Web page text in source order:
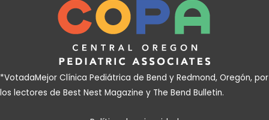
*VotadaMejor Clínica Pediátrica de Bend y Redmond, Oregón, por
los lectores de Best Nest Magazine y The Bend Bulletin.